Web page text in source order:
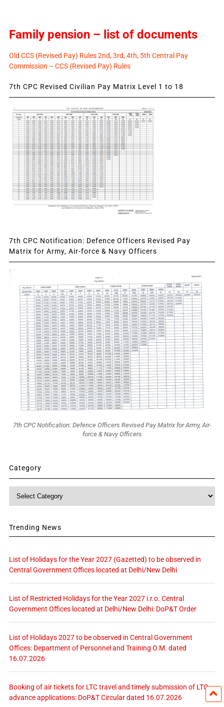
Family pension – list of documents
Old CCS (Revised Pay) Rules 2nd, 3rd, 4th, 5th Central Pay
Commission – CCS (Revised Pay) Rules
7th CPC Revised Civilian Pay Matrix Level 1 to 18
7th CPC Notification: Defence Officers Revised Pay
Matrix for Army, Air-force & Navy Officers
7th CPC Notification: Defence Officers Revised Pay Matrix for Army, Air-
force & Navy Officers
Category
Trending News
List of Holidays for the Year 2027 (Gazetted) to be observed in
Central Government Offices located at Delhi/New Delhi
List of Restricted Holidays for the Year 2027 i.r.o. Central
Government Offices located at Delhi/New Delhi: DoP&T Order
List of Holidays 2027 to be observed in Central Government
Offices: Department of Personnel and Training O.M. dated
16.07.2026
Booking of air tickets for LTC travel and timely submission of LTC
advance applications: DoP&T Circular dated 16.07.2026